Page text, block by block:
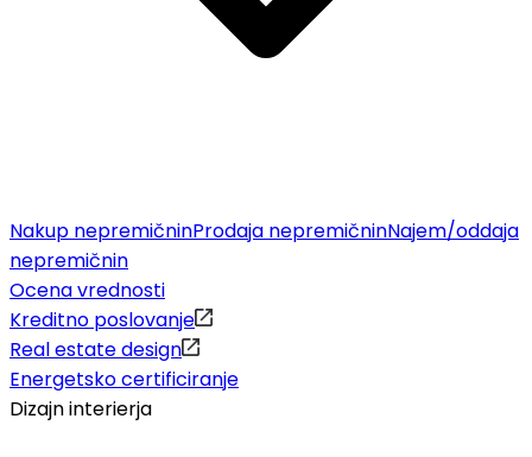
Nakup nepremičninProdaja nepremičninNajem/oddaja
nepremičnin
Ocena vrednosti
Kreditno poslovanje
Real estate design
Energetsko certificiranje
Dizajn interierja